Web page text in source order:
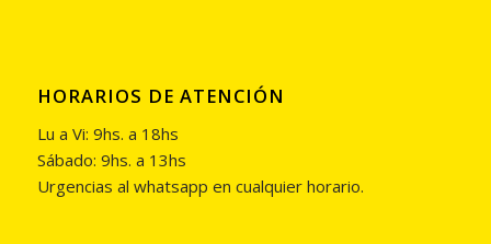
HORARIOS DE ATENCIÓN
Lu a Vi: 9hs. a 18hs
Sábado: 9hs. a 13hs
Urgencias al whatsapp en cualquier horario.